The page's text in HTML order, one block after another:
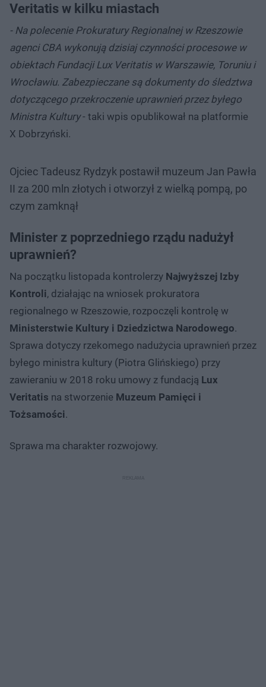
Veritatis w kilku miastach
- Na polecenie Prokuratury Regionalnej w Rzeszowie
agenci CBA wykonują dzisiaj czynności procesowe w
obiektach Fundacji Lux Veritatis w Warszawie, Toruniu i
Wrocławiu. Zabezpieczane są dokumenty do śledztwa
dotyczącego przekroczenie uprawnień przez byłego
Ministra Kultury- taki wpis opublikował na platformie
X Dobrzyński.
Ojciec Tadeusz Rydzyk postawił muzeum Jan Pawła
II za 200 mln złotych i otworzył z wielką pompą, po
czym zamknął
Minister z poprzedniego rządu nadużył
uprawnień?
Na początku listopada kontrolerzy Najwyższej Izby
Kontroli, działając na wniosek prokuratora
regionalnego w Rzeszowie, rozpoczęli kontrolę w
Ministerstwie Kultury i Dziedzictwa Narodowego.
Sprawa dotyczy rzekomego nadużycia uprawnień przez
byłego ministra kultury (Piotra Glińskiego) przy
zawieraniu w 2018 roku umowy z fundacją Lux
Veritatis na stworzenie Muzeum Pamięci i
Tożsamości.
Sprawa ma charakter rozwojowy.